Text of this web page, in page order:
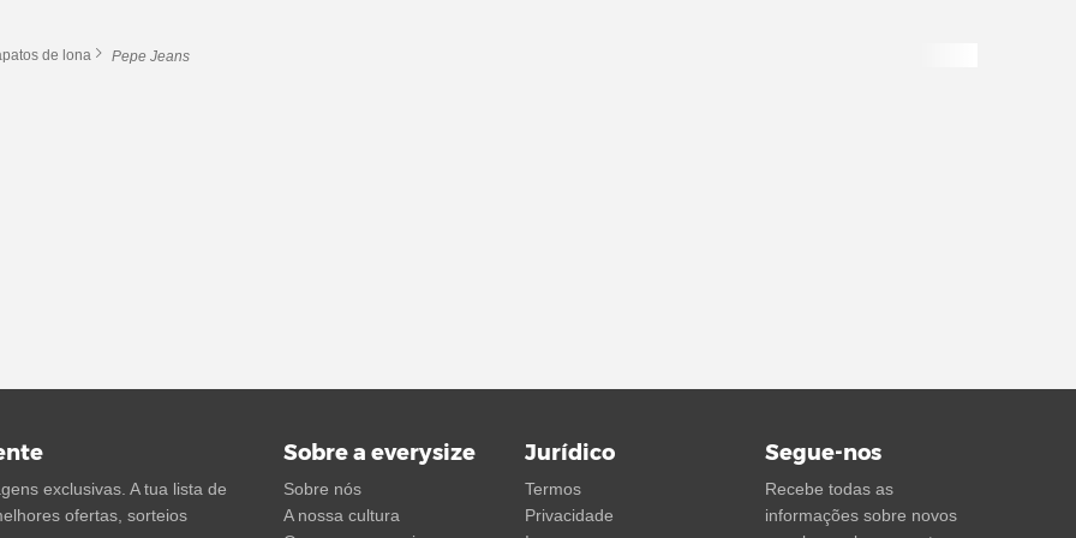
de lona Pepe Jeans
exclusivas. A tua lista de
ofertas, sorteios
Sobre a everysize
Sobre nós
A nossa cultura
Jurídico
Termos
Privacidade
Segue-nos
Recebe todas as
informações sobre novos